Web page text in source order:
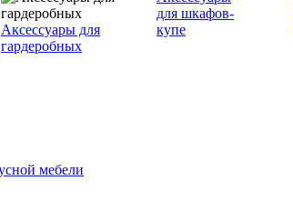
Аксессуары для
гардеробных
для шкафов-
купе